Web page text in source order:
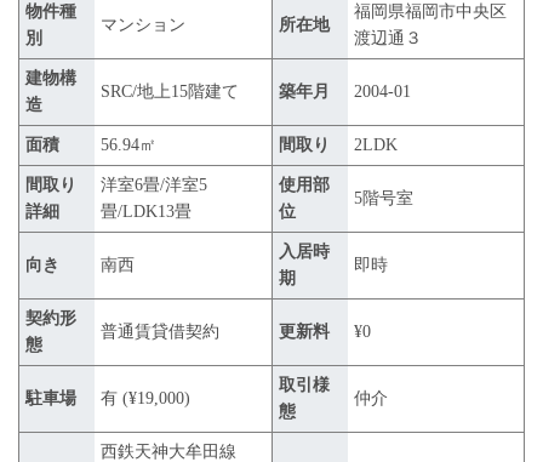
物件種
別
マンション 所在地
福岡県福岡市中央区
渡辺通３
建物構
造
SRC/地上15階建て 築年月 2004-01
面積 56.94㎡ 間取り 2LDK
間取り
詳細
洋室6畳/洋室5
畳/LDK13畳
使用部
位
5階号室
向き 南西
入居時
期
即時
契約形
態
普通賃貸借契約 更新料 ¥0
駐車場 有 (¥19,000)
取引様
態
仲介
西鉄天神大牟田線